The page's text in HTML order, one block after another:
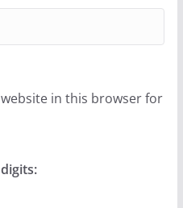
in this browser for